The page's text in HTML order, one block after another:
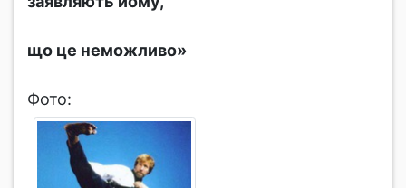
що це неможливо»
Фото: